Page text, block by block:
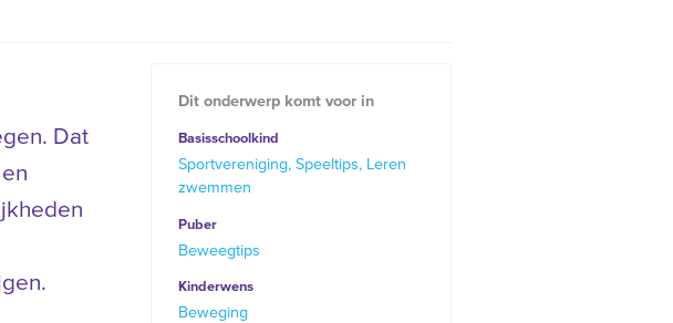
Dat
Dit onderwerp komt voor in
Basisschoolkind
Sportvereniging Speeltips
Leren
zwemmen
Puber
Beweegtips
Kinderwens
Beweging